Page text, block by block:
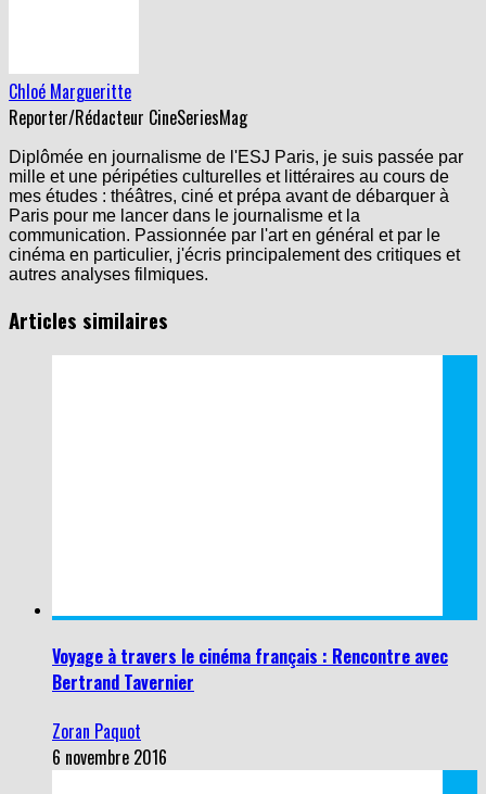
Chloé Margueritte
Reporter/Rédacteur CineSeriesMag
Diplômée en journalisme de l'ESJ Paris, je suis passée par
mille et une péripéties culturelles et littéraires au cours de
mes études : théâtres, ciné et prépa avant de débarquer à
Paris pour me lancer dans le journalisme et la
communication. Passionnée par l'art en général et par le
cinéma en particulier, j'écris principalement des critiques et
autres analyses filmiques.
Articles similaires
Voyage à travers le cinéma français : Rencontre avec
Bertrand Tavernier
Zoran Paquot
6 novembre 2016